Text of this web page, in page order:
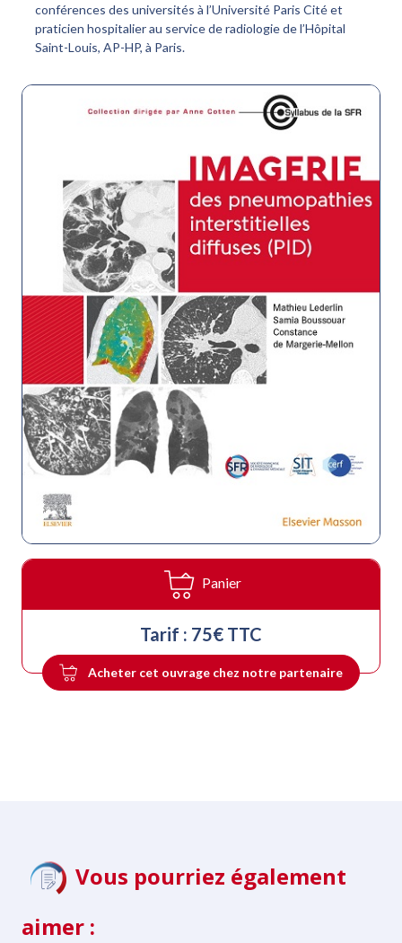
conférences des universités à l’Université Paris Cité et
praticien hospitalier au service de radiologie de l’Hôpital
Saint-Louis, AP-HP, à Paris.
Panier
Tarif : 75€ TTC
Acheter cet ouvrage chez notre partenaire
Vous pourriez également
aimer :